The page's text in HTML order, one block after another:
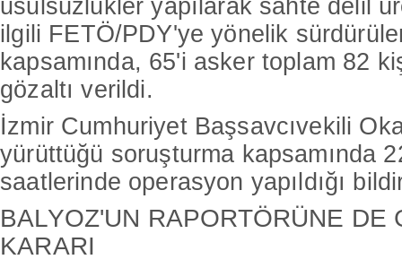
usulsüzlükler yapılarak sahte delil
ilgili FETÖ/PDY'ye yönelik
kapsamında, 65'i asker toplam 82
gözaltı verildi.
İzmir Cumhuriyet Başsavcıvekili
yürüttüğü soruşturma kapsamında
saatlerinde operasyon yapıldığı
BALYOZ'UN RAPORTÖRÜNE DE
KARARI